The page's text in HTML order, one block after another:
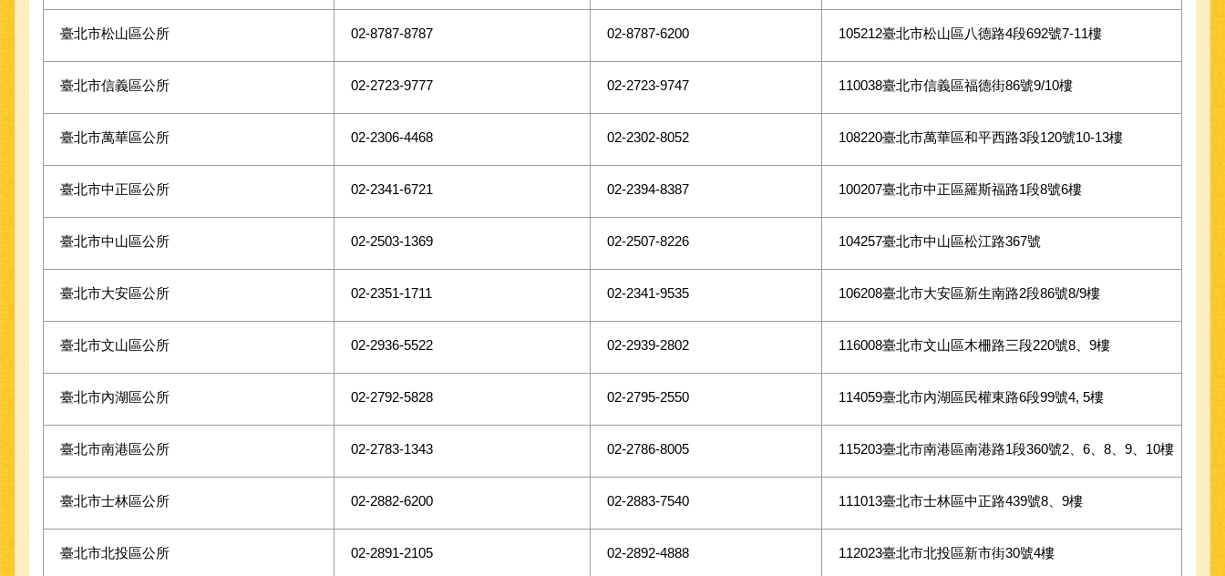
臺北市松山區公所 02-8787-8787 02-8787-6200 105212臺北市松山區八德路4段692號7-11樓
臺北市信義區公所 02-2723-9777 02-2723-9747 110038臺北市信義區福德街86號9/10樓
臺北市萬華區公所 02-2306-4468 02-2302-8052 108220臺北市萬華區和平西路3段120號10-13樓
臺北市中正區公所 02-2341-6721 02-2394-8387 100207臺北市中正區羅斯福路1段8號6樓
臺北市中山區公所 02-2503-1369 02-2507-8226 104257臺北市中山區松江路367號
臺北市大安區公所 02-2351-1711 02-2341-9535 106208臺北市大安區新生南路2段86號8/9樓
臺北市文山區公所 02-2936-5522 02-2939-2802 116008臺北市文山區木柵路三段220號8、9樓
臺北市內湖區公所 02-2792-5828 02-2795-2550 114059臺北市內湖區民權東路6段99號4, 5樓
臺北市南港區公所 02-2783-1343 02-2786-8005 115203臺北市南港區南港路1段360號2、6、8、9、10樓
臺北市士林區公所 02-2882-6200 02-2883-7540 111013臺北市士林區中正路439號8、9樓
臺北市北投區公所 02-2891-2105 02-2892-4888 112023臺北市北投區新市街30號4樓